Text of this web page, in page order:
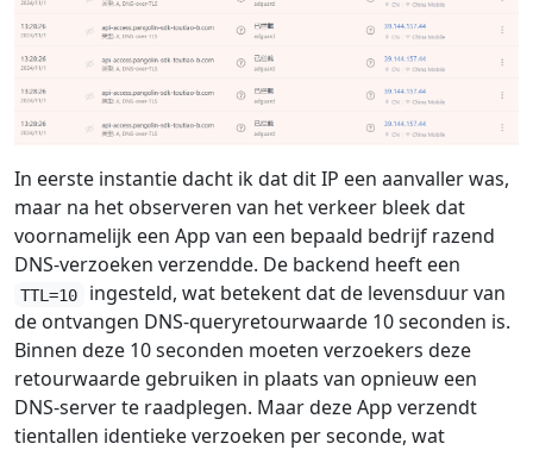
In eerste instantie dacht ik dat dit IP een aanvaller was,
maar na het observeren van het verkeer bleek dat
voornamelijk een App van een bepaald bedrijf razend
DNS-verzoeken verzendde. De backend heeft een
TTL=10
ingesteld, wat betekent dat de levensduur van
de ontvangen DNS-queryretourwaarde 10 seconden is.
Binnen deze 10 seconden moeten verzoekers deze
retourwaarde gebruiken in plaats van opnieuw een
DNS-server te raadplegen. Maar deze App verzendt
tientallen identieke verzoeken per seconde, wat